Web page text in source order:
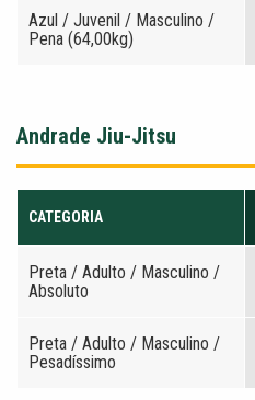
Azul / Juvenil / Masculino /
Pena (64,00kg)
Andrade Jiu-Jitsu
CATEGORIA
Preta / Adulto / Masculino /
Absoluto
Preta / Adulto / Masculino /
Pesadíssimo